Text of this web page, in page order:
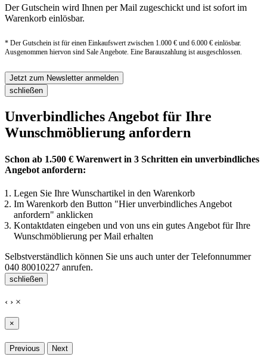
Der Gutschein wird Ihnen per Mail zugeschickt und ist sofort im
Warenkorb einlösbar.
* Der Gutschein ist für einen Einkaufswert zwischen 1.000 € und 6.000 € einlösbar.
Ausgenommen hiervon sind Sale Angebote. Eine Barauszahlung ist ausgeschlossen.
Jetzt zum Newsletter anmelden
schließen
Unverbindliches Angebot für Ihre
Wunschmöblierung anfordern
Schon ab 1.500 € Warenwert in 3 Schritten ein unverbindliches
Angebot anfordern:
Legen Sie Ihre Wunschartikel in den Warenkorb
Im Warenkorb den Button "Hier unverbindliches Angebot
anfordern" anklicken
Kontaktdaten eingeben und von uns ein gutes Angebot für Ihre
Wunschmöblierung per Mail erhalten
Selbstverständlich können Sie uns auch unter der Telefonnummer
040 80010227 anrufen.
schließen
‹ › ×
×
Previous Next